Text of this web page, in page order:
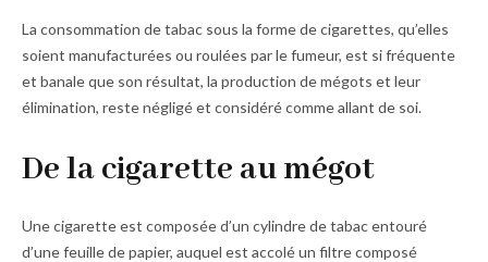
La consommation de tabac sous la forme de cigarettes, qu’elles
soient manufacturées ou roulées par le fumeur, est si fréquente
et banale que son résultat, la production de mégots et leur
élimination, reste négligé et considéré comme allant de soi.
De la cigarette au mégot
Une cigarette est composée d’un cylindre de tabac entouré
d’une feuille de papier, auquel est accolé un filtre composé